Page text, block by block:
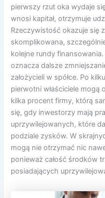
pierwszy rzut oka wydaje
wnosi kapitał, otrzymuje
Rzeczywistość okazuje się
skomplikowana,
kolejne rundy
oznacza dalsze
założycieli w spółce. Po
pierwotni właściciele mogą
kilka procent firmy, którą
się, gdy inwestorzy mają
uprzywilejowanych, które
podziale zysków. W
mogą nie otrzymać nic
ponieważ całość środków
posiadających